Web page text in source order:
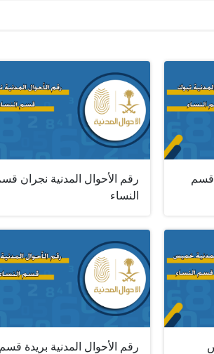
قسم
رقم الأحوال المدنية نجران
النساء
رقم الأحوال المدنية بريدة